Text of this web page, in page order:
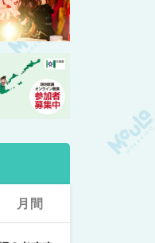
月間